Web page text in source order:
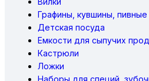
Графины, кувшины, пивные
Детская посуда
Емкости для сыпучих
Кастрюли
Ложки
Наборы для специй,